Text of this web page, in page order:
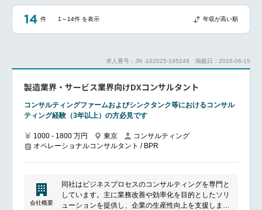
14 件 1～14件 を表示 年収が高い順
求人番号：JN -102025-195249 掲載日：2026-06-15
製造業界・サービス業界向けDXコンサルタント
コンサルティングファームおよびシンクタンク等におけるコンサル
ティング経験（3年以上）の方必見です
1000 - 1800 万円 東京
コンサルティング
オペレーショナルコンサルタント / BPR
会社概要
同社はビジネスプロセスのコンサルティングを専門と
しています。主に業務改善や効率化を目的としたソリ
ューションを提供し、企業の生産性向上を支援しま